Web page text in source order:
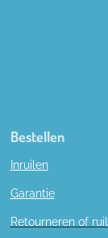
Bestellen
Inruilen
Garantie
Retourneren of